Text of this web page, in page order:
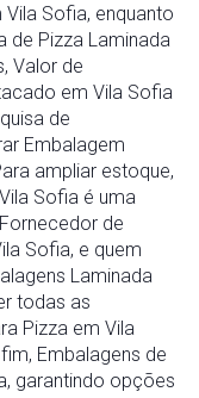
Sofia, enquanto
de Pizza Laminada
Valor de
em Vila Sofia
de
Embalagem
ampliar estoque,
Sofia é uma
de
Sofia, e quem
Laminada
todas as
Pizza em Vila
Embalagens de
garantindo opções